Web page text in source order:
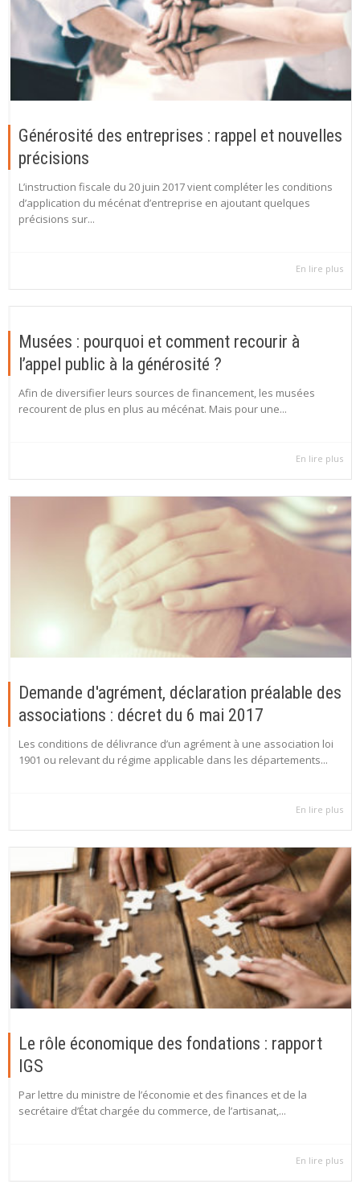
Générosité des entreprises : rappel et nouvelles
précisions
L’instruction fiscale du 20 juin 2017 vient compléter les conditions
d’application du mécénat d’entreprise en ajoutant quelques
précisions sur...
En lire plus
Musées : pourquoi et comment recourir à
l’appel public à la générosité ?
Afin de diversifier leurs sources de financement, les musées
recourent de plus en plus au mécénat. Mais pour une...
En lire plus
Demande d'agrément, déclaration préalable des
associations : décret du 6 mai 2017
Les conditions de délivrance d’un agrément à une association loi
1901 ou relevant du régime applicable dans les départements...
En lire plus
Le rôle économique des fondations : rapport
IGS
Par lettre du ministre de l’économie et des finances et de la
secrétaire d’État chargée du commerce, de l’artisanat,...
En lire plus